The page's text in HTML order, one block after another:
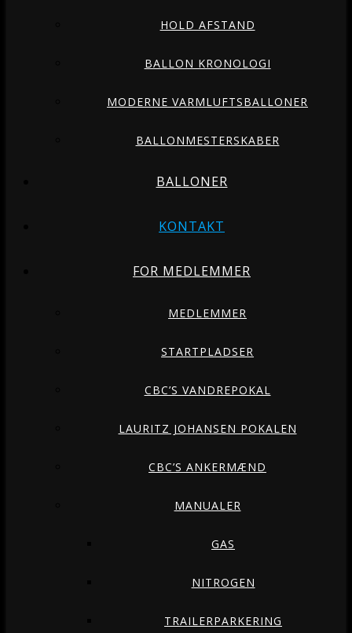
HOLD AFSTAND
BALLON KRONOLOGI
MODERNE VARMLUFTSBALLONER
BALLONMESTERSKABER
BALLONER
KONTAKT
FOR MEDLEMMER
MEDLEMMER
STARTPLADSER
CBC’S VANDREPOKAL
LAURITZ JOHANSEN POKALEN
CBC’S ANKERMÆND
MANUALER
GAS
NITROGEN
TRAILERPARKERING